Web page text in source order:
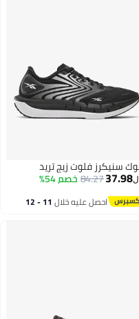
سنيكرز فلوت زيج تريد
37.98
84.27خصم 54%
احصل عليه خلال 11 - 12